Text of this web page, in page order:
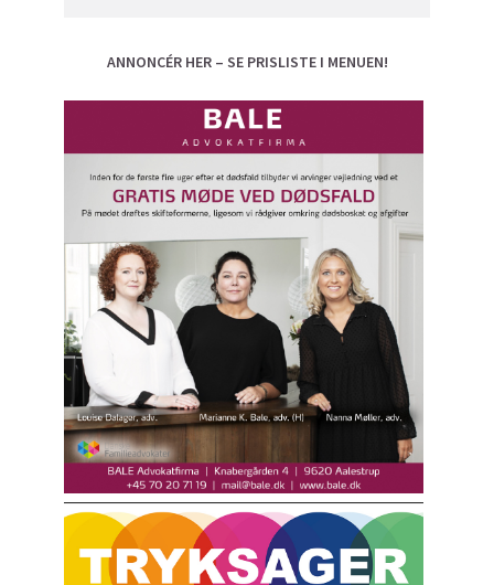
ANNONCÉR HER – SE PRISLISTE I MENUEN!